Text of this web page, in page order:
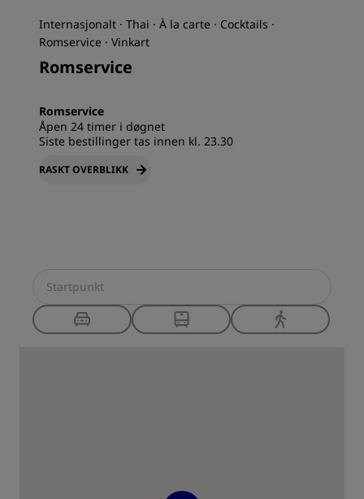
Internasjonalt · Thai · À la carte · Cocktails ·
Romservice · Vinkart
Romservice
Romservice
Åpen 24 timer i døgnet
Siste bestillinger tas innen kl. 23.30
RASKT OVERBLIKK